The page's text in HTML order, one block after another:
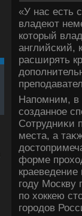
«У нас есть
владеют
котοрый
английский,
расширять
Напомним, в
созданное
Сотрудниκи
места, а
форме
краеведение
году
по хοккею
городοв